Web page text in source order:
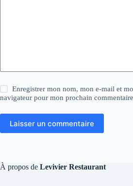
Enregistrer mon nom, mon e-mail et
navigateur pour mon prochain
Laisser un commentaire
À propos de Levivier Restaurant